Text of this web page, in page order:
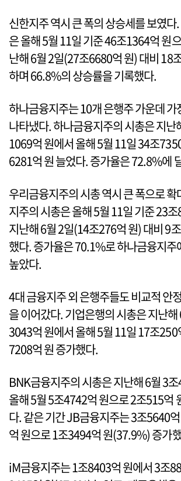
신한지주 역시 큰 폭의 상승세를 보였
은 올해 5월 11일 기준 46조1364억 원
난해 6월 2일(27조6680억 원) 대비 18
하며 66.8%의 상승률을 기록했다.
하나금융지주는 10개 은행주 가운데
나타냈다. 하나금융지주의 시총은 지난
1069억 원에서 올해 5월 11일 34조
6281억 원 늘었다. 증가율은 72.8%에
우리금융지주의 시총 역시 큰 폭으로
지주의 시총은 올해 5월 11일 기준 23
지난해 6월 2일(14조276억 원) 대비 9
했다. 증가율은 70.1%로 하나금융지주
높았다.
4대 금융지주 외 은행주들도 비교적 안
을 이어갔다. 기업은행의 시총은 지난
3043억 원에서 올해 5월 11일 17조250
7208억 원 증가했다.
BNK금융지주의 시총은 지난해 6월 3
올해 5월 5조4742억 원으로 2조515억
다. 같은 기간 JB금융지주는 3조5640
억 원으로 1조3494억 원(37.9%) 증가
iM금융지주는 1조8403억 원에서 3조